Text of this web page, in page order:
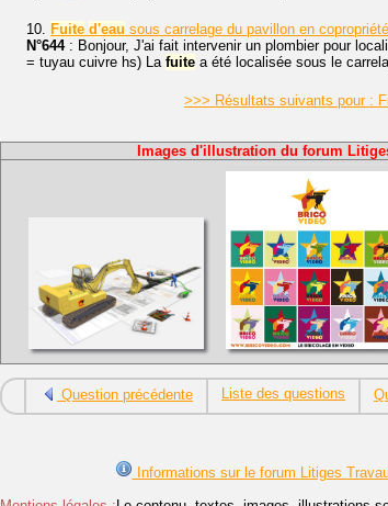
10. Fuite d'eau sous carrelage du pavillon en copropriété
N°644: Bonjour, J'ai fait intervenir un plombier pour
= tuyau cuivre hs) La fuite a été localisée sous le
>>> Résultats suivants pour :
Images d'illustration du forum
Question précédente Liste des questions
Informations sur le forum Litiges